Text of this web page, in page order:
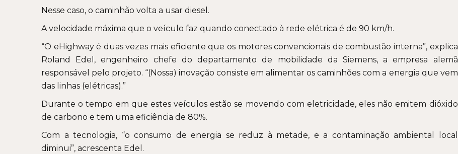
Nesse caso, o caminhão volta a usar diesel.
A velocidade máxima que o veículo faz quando conectado à rede elétrica é de 90 km/h.
“O eHighway é duas vezes mais eficiente que os motores convencionais de combustão interna”, explica
Roland Edel, engenheiro chefe do departamento de mobilidade da Siemens, a empresa alemã
responsável pelo projeto. “(Nossa) inovação consiste em alimentar os caminhões com a energia que vem
das linhas (elétricas).”
Durante o tempo em que estes veículos estão se movendo com eletricidade, eles não emitem dióxido
de carbono e tem uma eficiência de 80%.
Com a tecnologia, “o consumo de energia se reduz à metade, e a contaminação ambiental local
diminui”, acrescenta Edel.